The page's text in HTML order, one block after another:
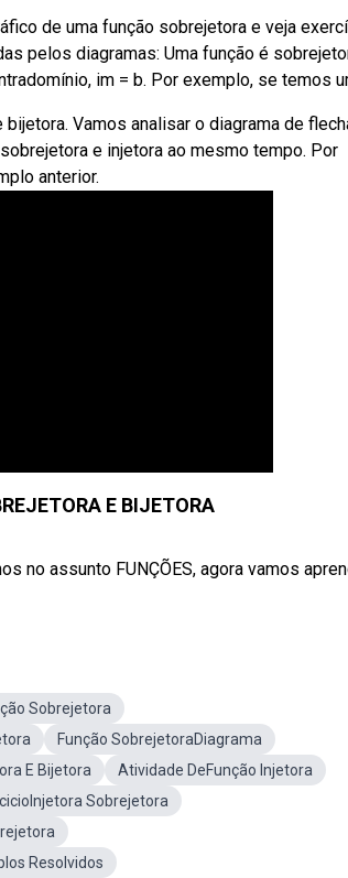
de uma função sobrejetora e veja
pelos diagramas: Uma função é
im = b. Por exemplo, se temos
Vamos analisar o diagrama de
e injetora ao mesmo tempo. Por
anterior.
E BIJETORA
no assunto FUNÇÕES, agora vamos
Sobrejetora
Função SobrejetoraDiagrama
E Bijetora
Atividade DeFunção Injetora
Sobrejetora
Resolvidos